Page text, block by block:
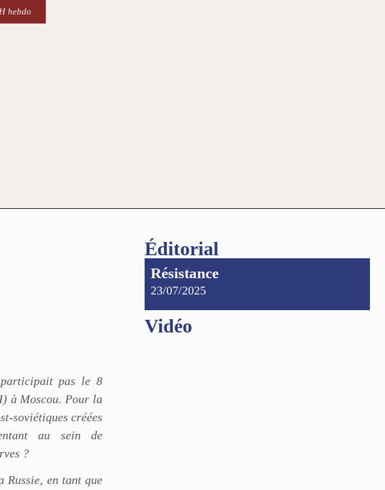
hebdo
pas le 8
à Moscou. Pour la
soviétiques créées
au sein de
?
Russie, en tant que
Éditorial
Résistance
23/07/2025
Vidéo